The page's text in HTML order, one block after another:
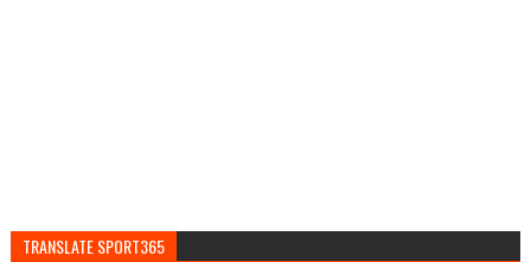
TRANSLATE SPORT365